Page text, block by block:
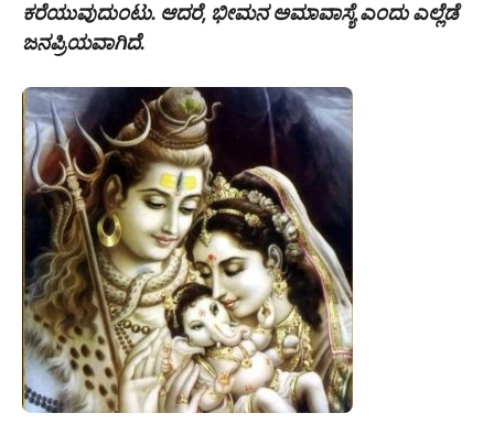
ಕರೆಯುವುದುಂಟು. ಆದರೆ, ಭೀಮನ ಅಮಾವಾಸ್ಯೆ ಎಂದು ಎಲ್ಲೆಡೆ
ಜನಪ್ರಿಯವಾಗಿದೆ.